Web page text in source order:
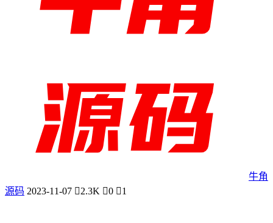
牛角
源码 2023-11-07 2.3K 0 1